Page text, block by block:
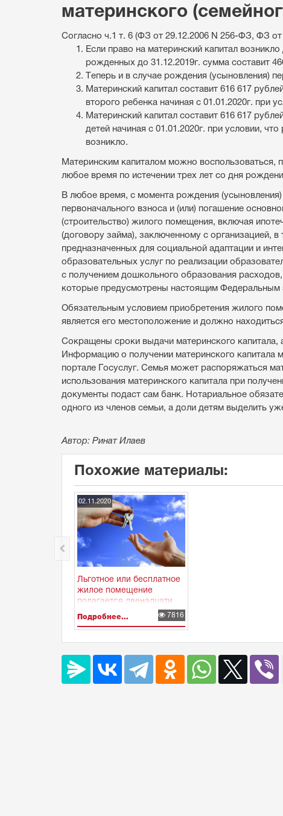
материнского
Согласно ч.1 т. 6 (ФЗ от 29.12.2006 N 256-ФЗ, ФЗ
Если право на материнский капитал
рожденных до 31.12.2019г. сумма составит
Теперь и в случае рождения (усыновления)
Материнский капитал составит 616 617
второго ребенка начиная с 01.01.2020г. при
Материнский капитал составит 616 617
детей начиная с 01.01.2020г. при условии,
возникло.
Материнским капиталом можно воспользоваться,
любое время по истечении трех лет со дня
В любое время, с момента рождения
первоначального взноса и (или) погашение
(строительство) жилого помещения, включая
(договору займа), заключенному с организацией,
предназначенных для социальной адаптации и
образовательных услуг по реализации
с получением дошкольного образования
которые предусмотрены настоящим Федеральным
Обязательным условием приобретения жилого
является его местоположение и должно
Сокращены сроки выдачи материнского капитала,
Информацию о получении материнского капитала
портале Госуслуг. Семья может распоряжаться
использования материнского капитала при
документы подаст сам банк. Нотариальное
одного из членов семьи, а доли детям выделить
Автор: Ринат Илаев
Похожие материалы:
02.11.2020
Льготное или бесплатное
жилое помещение
полагается двенадцати
категориям граждан
Подробнее... 7816